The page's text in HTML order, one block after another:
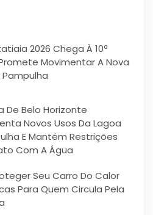
2026 Chega À 10ª
Movimentar A Nova
Pampulha
De Belo Horizonte
Novos Usos Da Lagoa
E Mantém Restrições
Com A Água
Seu Carro Do Calor
Para Quem Circula Pela